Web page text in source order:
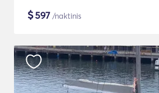
$597 /naktinis